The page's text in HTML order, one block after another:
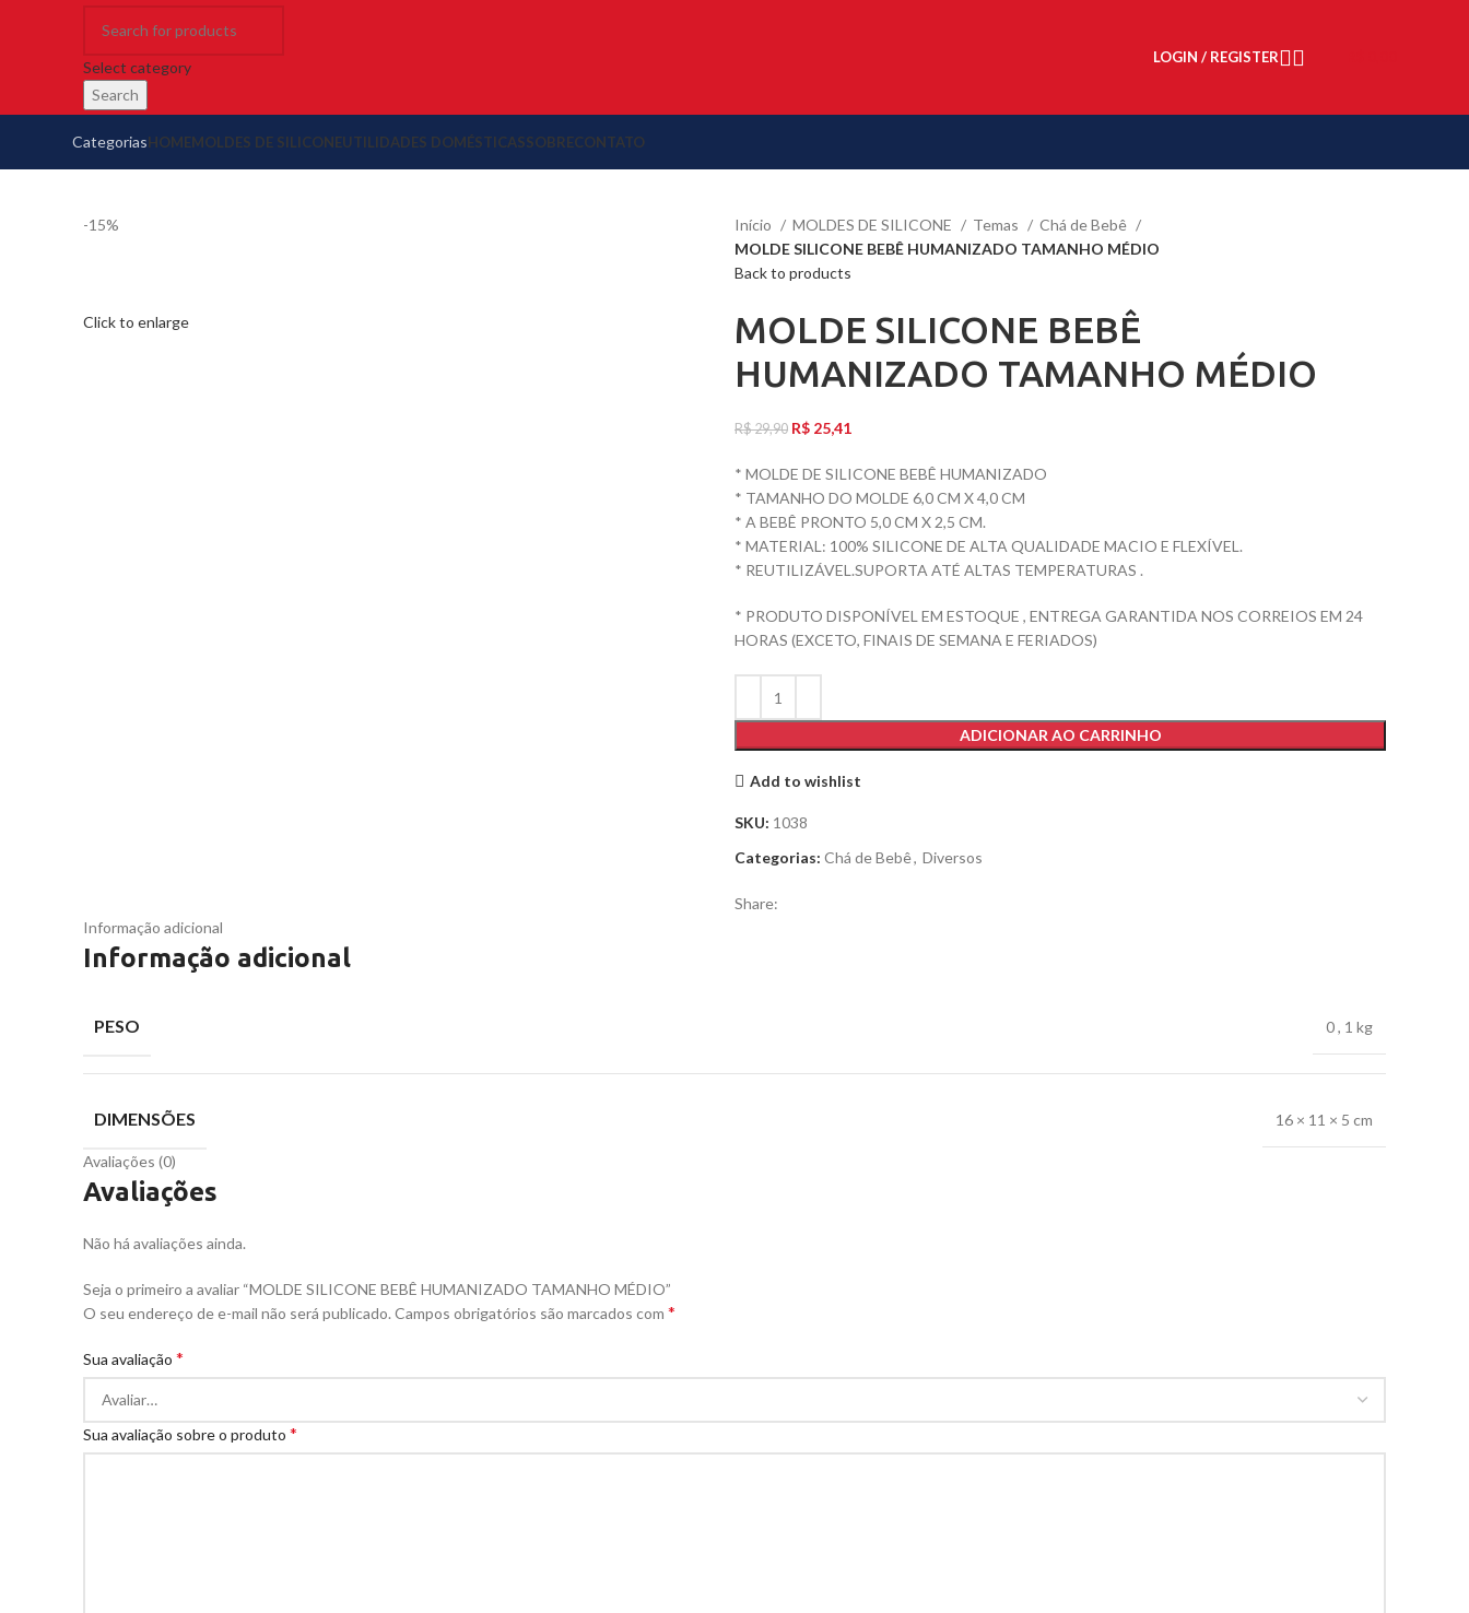
Select category
Search
LOGIN / REGISTER
CategoriasHOMEMOLDES DE SILICONEUTILIDADES DOMÉSTICASSOBRECONTATO
-15%
Click to enlarge
Início MOLDES DE SILICONE Temas
Chá de Bebê
MOLDE SILICONE BEBÊ HUMANIZADO TAMANHO MÉDIO
Back to products
MOLDE SILICONE BEBÊ
HUMANIZADO TAMANHO MÉDIO
R$29,90 R$ 25,41
* MOLDE DE SILICONE BEBÊ HUMANIZADO
* TAMANHO DO MOLDE 6,0 CM X 4,0 CM
* A BEBÊ PRONTO 5,0 CM X 2,5 CM.
* MATERIAL: 100% SILICONE DE ALTA QUALIDADE MACIO E FLEXÍVEL.
* REUTILIZÁVEL.SUPORTA ATÉ ALTAS TEMPERATURAS .
* PRODUTO DISPONÍVEL EM ESTOQUE , ENTREGA GARANTIDA NOS CORREIOS EM 24
HORAS (EXCETO, FINAIS DE SEMANA E FERIADOS)
ADICIONAR AO CARRINHO
Add to wishlist
SKU: 1038
Categorias: Chá de Bebê, Diversos
Share:
Informação adicional
Informação adicional
PESO 0, 1 kg
DIMENSÕES 16 × 11 × 5 cm
Avaliações (0)
Avaliações
Não há avaliações ainda.
Seja o primeiro a avaliar “MOLDE SILICONE BEBÊ HUMANIZADO TAMANHO MÉDIO”
O seu endereço de e-mail não será publicado. Campos obrigatórios são marcados com *
Sua avaliação *
Sua avaliação sobre o produto *